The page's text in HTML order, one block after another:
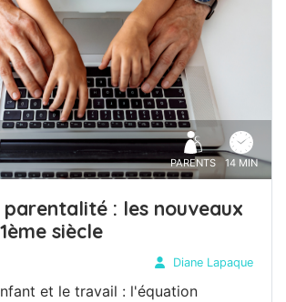
PARENTS 14 MIN
: les nouveaux
siècle
Diane Lapaque
et le travail : l'équation